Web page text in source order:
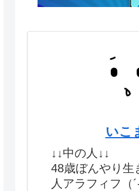
いこ
↓↓中の人↓↓
48歳ぼんやり生
人アラフィフ（